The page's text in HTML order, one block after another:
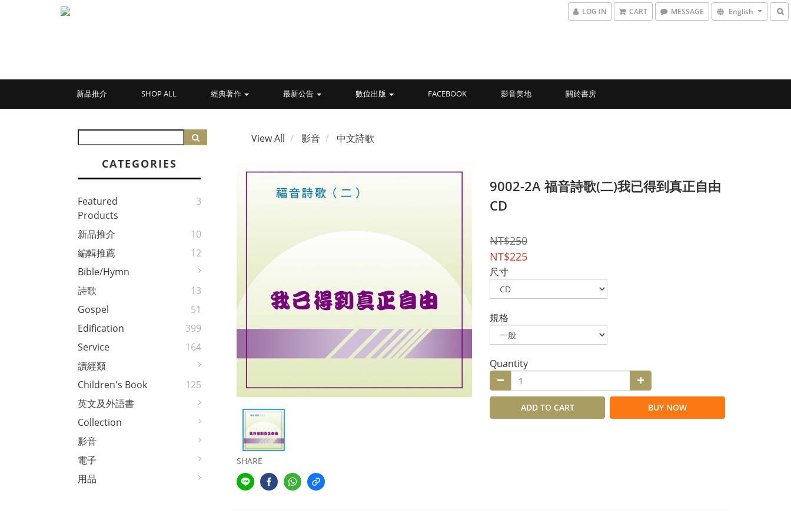
LOG IN CART MESSAGE English
新品推介 SHOP ALL 經典著作 最新公告 數位出版 FACEBOOK 影音美地 關於書房
CATEGORIES
Featured
Products
3
新品推介
10
編輯推薦
12
Bible/Hymn
詩歌
13
Gospel
51
Edification
399
Service
164
讀經類
Children's Book
125
英文及外語書
Collection
影音
電子
用品
View All 影音 中文詩歌
SHARE
9002-2A 福音詩歌(二)我已得到真正自由
CD
NT$250
NT$225
尺寸
規格
Quantity
ADD TO CART BUY NOW